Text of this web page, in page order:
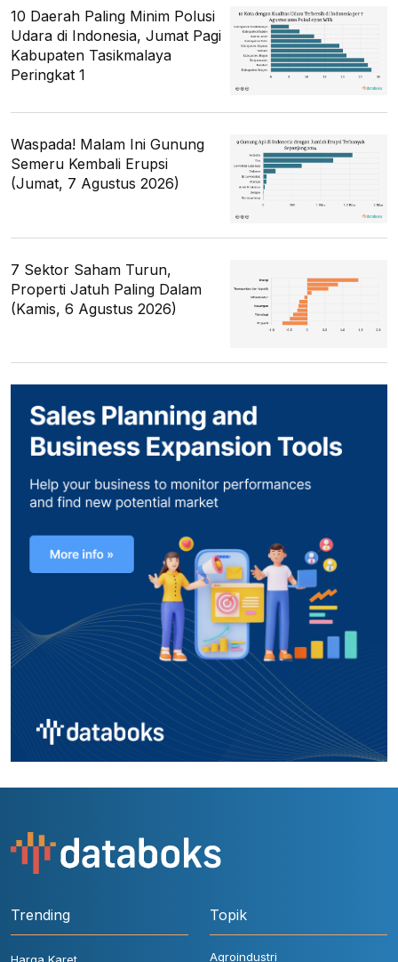
10 Daerah Paling Minim Polusi
Udara di Indonesia, Jumat Pagi
Kabupaten Tasikmalaya
Peringkat 1
Waspada! Malam Ini Gunung
Semeru Kembali Erupsi
(Jumat, 7 Agustus 2026)
7 Sektor Saham Turun,
Properti Jatuh Paling Dalam
(Kamis, 6 Agustus 2026)
Trending Topik
Agroindustri